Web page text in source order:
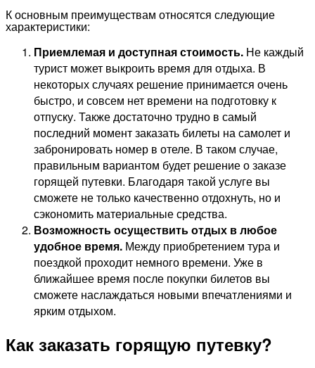
К основным преимуществам относятся следующие
характеристики:
Приемлемая и доступная стоимость. Не каждый
турист может выкроить время для отдыха. В
некоторых случаях решение принимается очень
быстро, и совсем нет времени на подготовку к
отпуску. Также достаточно трудно в самый
последний момент заказать билеты на самолет и
забронировать номер в отеле. В таком случае,
правильным вариантом будет решение о заказе
горящей путевки. Благодаря такой услуге вы
сможете не только качественно отдохнуть, но и
сэкономить материальные средства.
Возможность осуществить отдых в любое
удобное время. Между приобретением тура и
поездкой проходит немного времени. Уже в
ближайшее время после покупки билетов вы
сможете наслаждаться новыми впечатлениями и
ярким отдыхом.
Как заказать горящую путевку?